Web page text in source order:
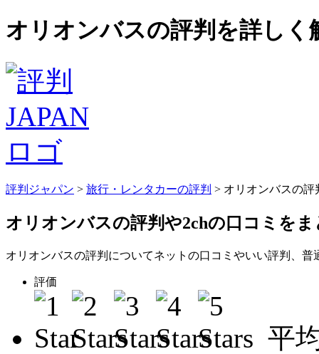
オリオンバスの評判を詳しく
評判ジャパン > 旅行・レンタカーの評判 > オリオンバスの
オリオンバスの評判や2chの口コミを
オリオンバスの評判についてネットの口コミやいい評判、
評価
平